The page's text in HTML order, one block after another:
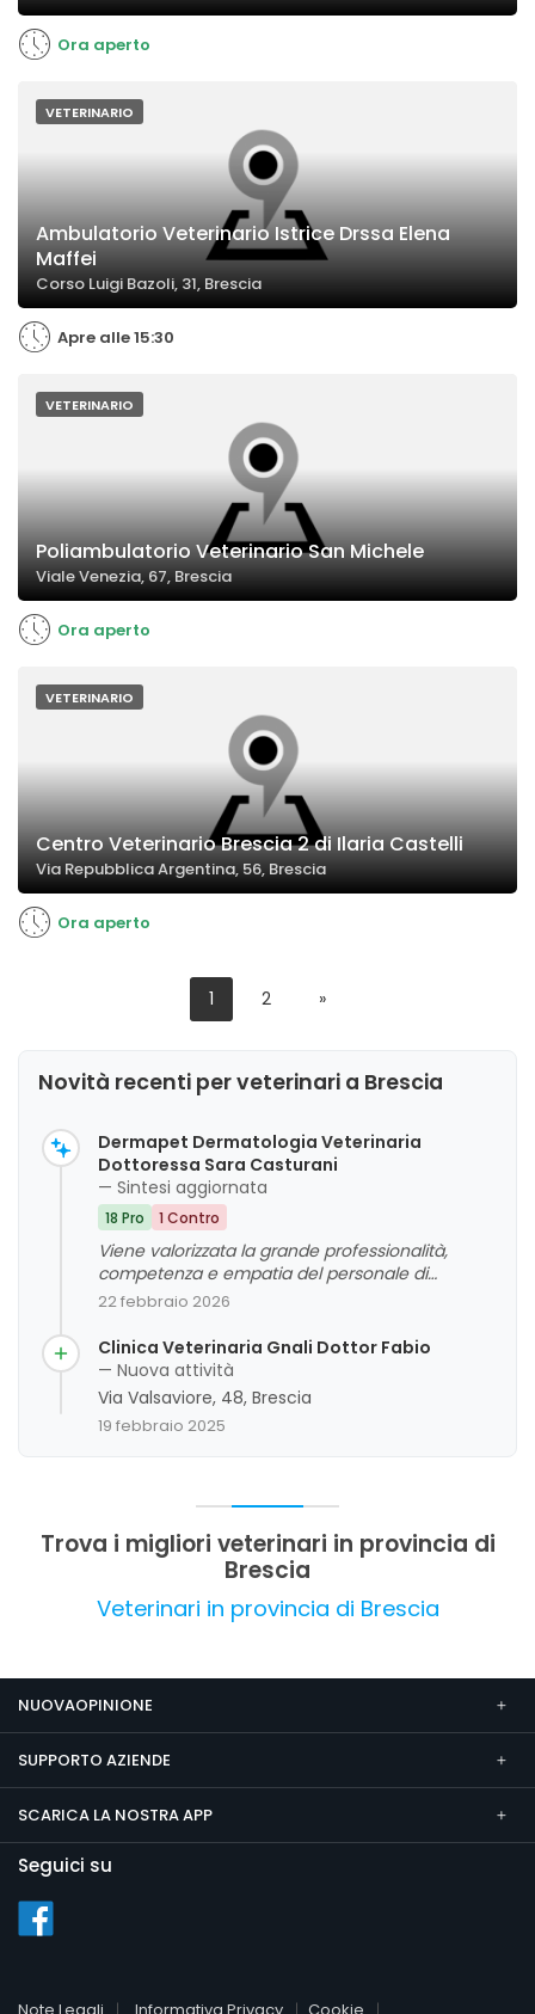
Ora aperto
VETERINARIO
Ambulatorio Veterinario Istrice Drssa Elena
Maffei
Corso Luigi Bazoli, 31, Brescia
Apre alle 15:30
VETERINARIO
Poliambulatorio Veterinario San Michele
Viale Venezia, 67, Brescia
Ora aperto
VETERINARIO
Centro Veterinario Brescia 2 di Ilaria Castelli
Via Repubblica Argentina, 56, Brescia
Ora aperto
1 2 »
Novità recenti per veterinari a Brescia
Dermapet Dermatologia Veterinaria
Dottoressa Sara Casturani
— Sintesi aggiornata
18 Pro 1 Contro
Viene valorizzata la grande professionalità,
competenza e empatia del personale di
Dermapet Dermatologia Veterinaria di Brescia,
alla cura degli animali. La clinica viene descritta
come un punto di riferimento affidabile, capace
di risolvere problematiche dermatologiche
complesse con successo. I clienti apprezzano
anche la disponibilità e la cortesia dello staff,
leggermente elevati. Nel complesso, l'attività
spunti di miglioramento riguardo alla zona e ai
22 febbraio 2026
Clinica Veterinaria Gnali Dottor Fabio
— Nuova attività
Via Valsaviore, 48, Brescia
19 febbraio 2025
Trova i migliori veterinari in provincia di
Brescia
Veterinari in provincia di Brescia
NUOVAOPINIONE
SUPPORTO AZIENDE
SCARICA LA NOSTRA APP
Seguici su